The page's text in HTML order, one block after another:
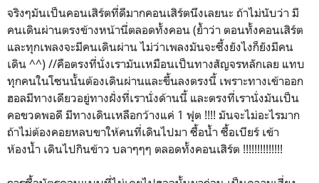
จริงๆมันเป็นคอนเสิร์ตที่ดีมากคอนเสิร์ตนึงเลยนะ ถ้าไม่นับว่า มี
คนเดินผ่านตรงข้างหน้านี่ตลอดทั้งคอน (ย้ำว่า ตอนทั้งคอนเสิร์ต
และทุกเพลงจะมีคนเดินผ่าน ไม่ว่าเพลงมันจะซึ้งยังไงก็ยังมีคน
เดิน ^^) //คือตรงที่นั่งเรามันเหมือนเป็นทางสัญจรหลักเลย แทบ
ทุกคนในโซนนั้นต้องเดินผ่านและขึ้นลงตรงนี้ เพราะทางเข้าออก
ฮอลมีทางเดียวอยู่ทางฝั่งที่เรานั่งด้านนี้ และตรงที่เรานั่งมันเป็น
คอขวดพอดี มีทางเดินเหลือกว้างแค่ 1 ฟุต !!!! มันจะไม่อะไรมาก
ถ้าไม่ต้องคอยหลบขาให้คนที่เดินไปมา ซื้อน้ำ ซื้อเบียร์ เข้า
ห้องน้ำ เดินไปกินข้าว บลาๆๆๆ ตลอดทั้งคอนเสิร์ต !!!!!!!!!!!!!!